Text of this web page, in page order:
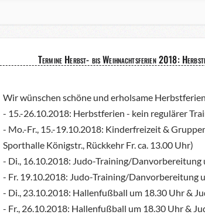
Termine Herbst- bis Weihnachtsferien 2018:
Wir wünschen schöne und erholsame
- 15.-26.10.2018: Herbstferien - kein regulärer
- Mo.-Fr., 15.-19.10.2018: Kinderfreizeit &
Sporthalle Königstr., Rückkehr Fr. ca. 13.00 Uhr)
- Di., 16.10.2018: Judo-Training/
- Fr. 19.10.2018: Judo-Training/Danvorbereitung
- Di., 23.10.2018: Hallenfußball um 18.30 Uhr &
- Fr., 26.10.2018: Hallenfußball um 18.30 Uhr &